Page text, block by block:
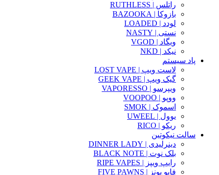
راتلس | RUTHLESS
بازوکا | BAZOOKA
لودد | LOADED
نستی | NASTY
ویگاد | VGOD
نیکد | NKD
پاد سیستم
لاست ویپ | LOST VAPE
گیک ویپ | GEEK VAPE
ویپرسو | VAPORESSO
ووپو | VOOPOO
اسموک | SMOK
یوول | UWEEL
ریکو | RICO
سالت نیکوتین
دینرلیدی | DINNER LADY
بلک نوت | BLACK NOTE
رایپ ویپز | RIPE VAPES
فایو پونز | FIVE PAWNS